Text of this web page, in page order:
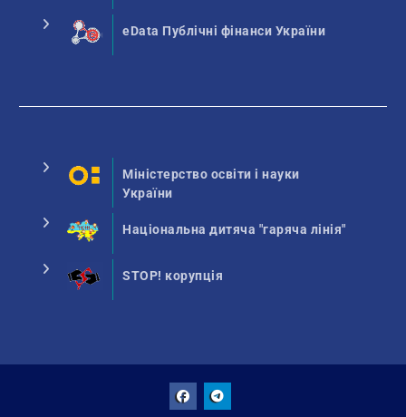
eData Публічні фінанси України
Міністерство освіти і науки
України
Національна дитяча "гаряча лінія"
STOP! корупція